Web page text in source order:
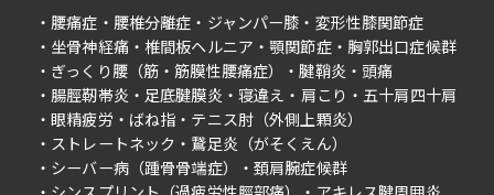
腰痛症
腰椎分離症 ジャンパー膝
変形性膝関節症
坐骨神経痛
椎間板ヘルニア 顎関節症
胸郭出口症候群
ぎっくり腰（筋・筋膜性腰痛症）
腱鞘炎
頭痛
腸脛靭帯炎
足底腱膜炎 寝違え 肩こり
五十肩四十肩
眼精疲労
ばね指
テニス肘（外側上顆炎）
ストレートネック
鵞足炎（がそくえん）
シーバー病（踵骨骨端症）
頚肩腕症候群